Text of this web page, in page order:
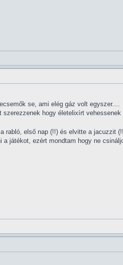
se, ami elég gáz volt egyszer....
hogy életelixírt vehessenek
rabló, első nap (!!) és elvitte a jacuzzit
játékot, ezért mondtam hogy ne